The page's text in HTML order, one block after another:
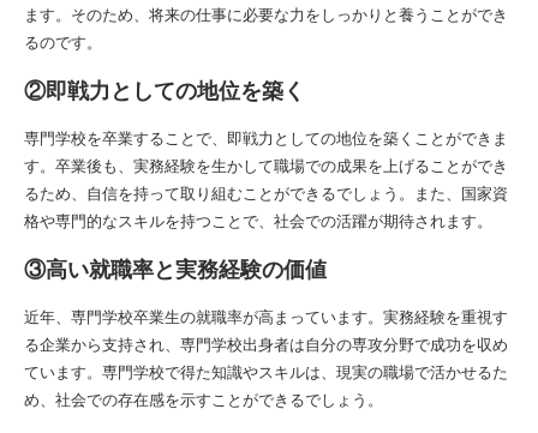
ます。そのため、将来の仕事に必要な力をしっかりと養うことができ
るのです。
②即戦力としての地位を築く
専門学校を卒業することで、即戦力としての地位を築くことができま
す。卒業後も、実務経験を生かして職場での成果を上げることができ
るため、自信を持って取り組むことができるでしょう。また、国家資
格や専門的なスキルを持つことで、社会での活躍が期待されます。
③高い就職率と実務経験の価値
近年、専門学校卒業生の就職率が高まっています。実務経験を重視す
る企業から支持され、専門学校出身者は自分の専攻分野で成功を収め
ています。専門学校で得た知識やスキルは、現実の職場で活かせるた
め、社会での存在感を示すことができるでしょう。